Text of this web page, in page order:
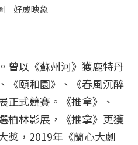
｜好威映象
曾以《蘇州河》獲鹿特丹
《頤和園》、《春風沉醉
正式競賽。《推拿》、
柏林影展，《推拿》更獲
獎，2019年《蘭心大劇